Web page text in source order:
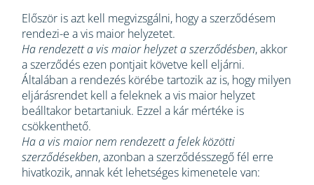
Először is azt kell megvizsgálni, hogy a szerződésem
rendezi-e a vis maior helyzetet.
Ha rendezett a vis maior helyzet a szerződésben, akkor
a szerződés ezen pontjait követve kell eljárni.
Általában a rendezés körébe tartozik az is, hogy milyen
eljárásrendet kell a feleknek a vis maior helyzet
beálltakor betartaniuk. Ezzel a kár mértéke is
csökkenthető.
Ha a vis maior nem rendezett a felek közötti
szerződésekben, azonban a szerződésszegő fél erre
hivatkozik, annak két lehetséges kimenetele van: